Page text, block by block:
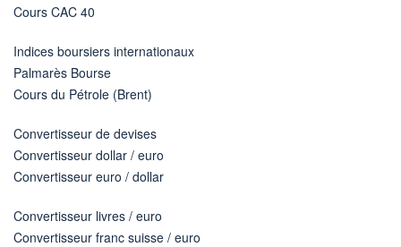
Cours CAC 40
Indices boursiers internationaux
Palmarès Bourse
Cours du Pétrole (Brent)
Convertisseur de devises
Convertisseur dollar / euro
Convertisseur euro / dollar
Convertisseur livres / euro
Convertisseur franc suisse / euro